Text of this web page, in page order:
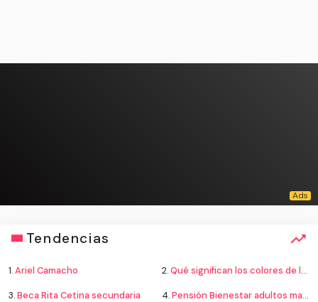
Tendencias
1.Ariel Camacho 2.Qué significan los colores de la bandera
3.Beca Rita Cetina secundaria 4.Pensión Bienestar adultos mayores